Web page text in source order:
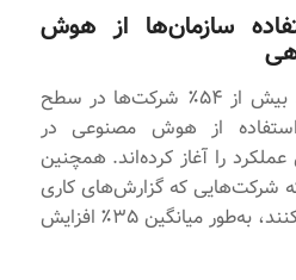
سازمان‌ها از هوش
طبق گزارش شرکت PwC، بیش از ۵۴٪ شرکت‌ها در سطح
تا سال ۲۰۲۴ استفاده از هوش مصنوعی در
را آغاز کرده‌اند. همچنین
شرکت‌هایی که گزارش‌های کاری
خود را با کمک AI تهیه می‌کنند، به‌طور میانگین ۳۵٪ افزایش